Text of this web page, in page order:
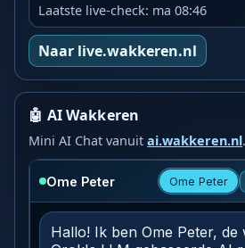
Laatste live-check: ma 08:46
Naar live.wakkeren.nl
🤖 AI Wakkeren
Mini AI Chat vanuitai.wakkeren.nl.